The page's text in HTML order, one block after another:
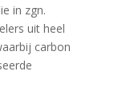
in zgn.
uit heel
carbon